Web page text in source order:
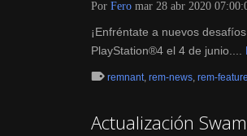
Por Fero mar 28 abr 2020
¡Enfréntate a nuevos
PlayStation®4 el 4 de junio....
remnant, rem-news, rem-
Actualización